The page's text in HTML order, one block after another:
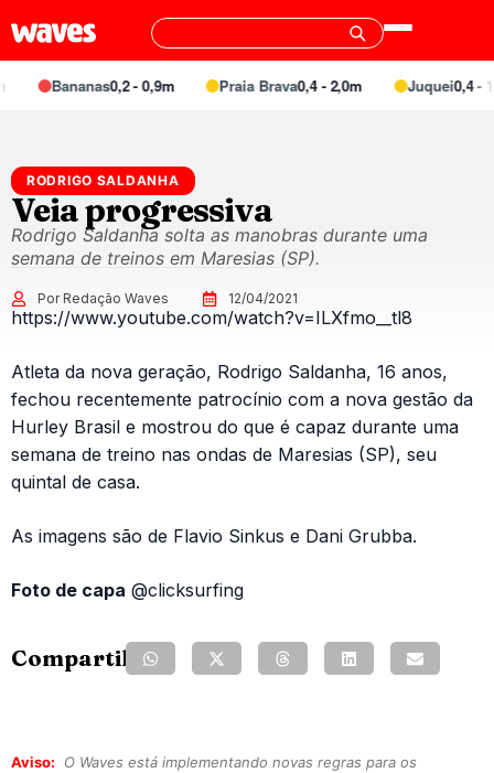
Bananas0,2 - 0,9m Praia Brava0,4 - 2,0m Juquei0,4 -
RODRIGO SALDANHA
Veia progressiva
Rodrigo Saldanha solta as manobras durante uma
semana de treinos em Maresias (SP).
Por Redação Waves 12/04/2021
https://www.youtube.com/watch?v=ILXfmo__tl8
Atleta da nova geração, Rodrigo Saldanha, 16 anos,
fechou recentemente patrocínio com a nova gestão da
Hurley Brasil e mostrou do que é capaz durante uma
semana de treino nas ondas de Maresias (SP), seu
quintal de casa.
As imagens são de Flavio Sinkus e Dani Grubba.
Foto de capa @clicksurfing
Compartilhe:
Aviso:
O Waves está implementando novas regras para os